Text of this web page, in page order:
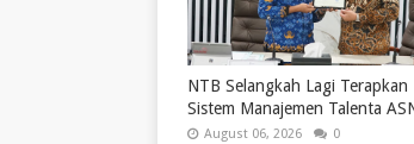
NTB Selangkah Lagi Terapkan
Sistem Manajemen Talenta
August 06, 2026 0